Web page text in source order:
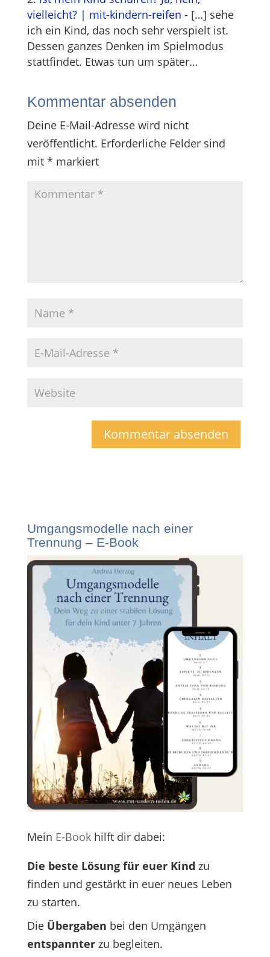
vielleicht? | mit-kindern-reifen - […] sehe
ich ein Kind, das noch sehr verspielt ist.
Dessen ganzes Denken im Spielmodus
stattfindet. Etwas tun um später…
Kommentar absenden
Deine E-Mail-Adresse wird nicht
veröffentlicht. Erforderliche Felder sind
mit * markiert
Umgangsmodelle nach einer
Trennung – E-Book
Mein E-Bookhilft dir dabei:
Die beste Lösung für euer Kind zu
finden und gestärkt in euer neues Leben
zu starten.
Die Übergaben bei den Umgängen
entspannterzu begleiten.